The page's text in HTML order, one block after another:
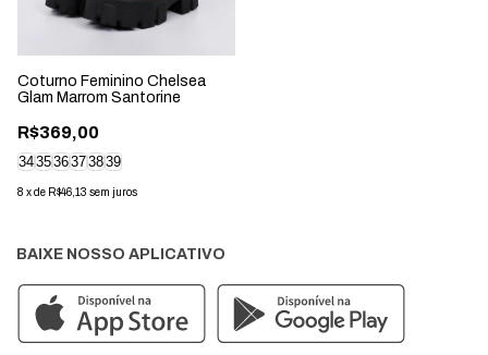
Coturno Feminino Chelsea
Glam Marrom Santorine
R$369,00
343536373839
8 xde R$46,13 sem juros
BAIXE NOSSO APLICATIVO